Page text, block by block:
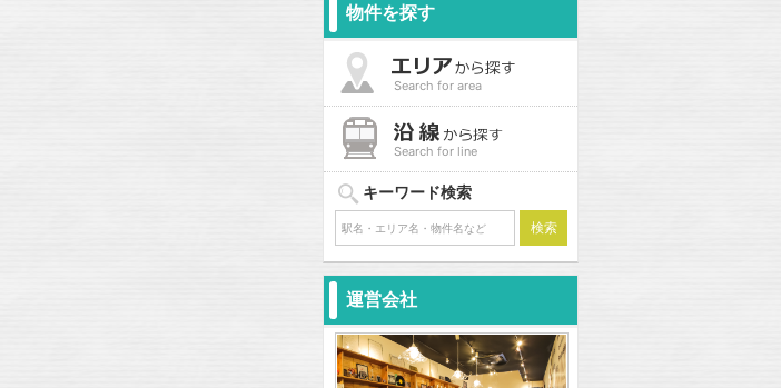
物件を探す
Search for area
Search for line
キーワード検索
運営会社